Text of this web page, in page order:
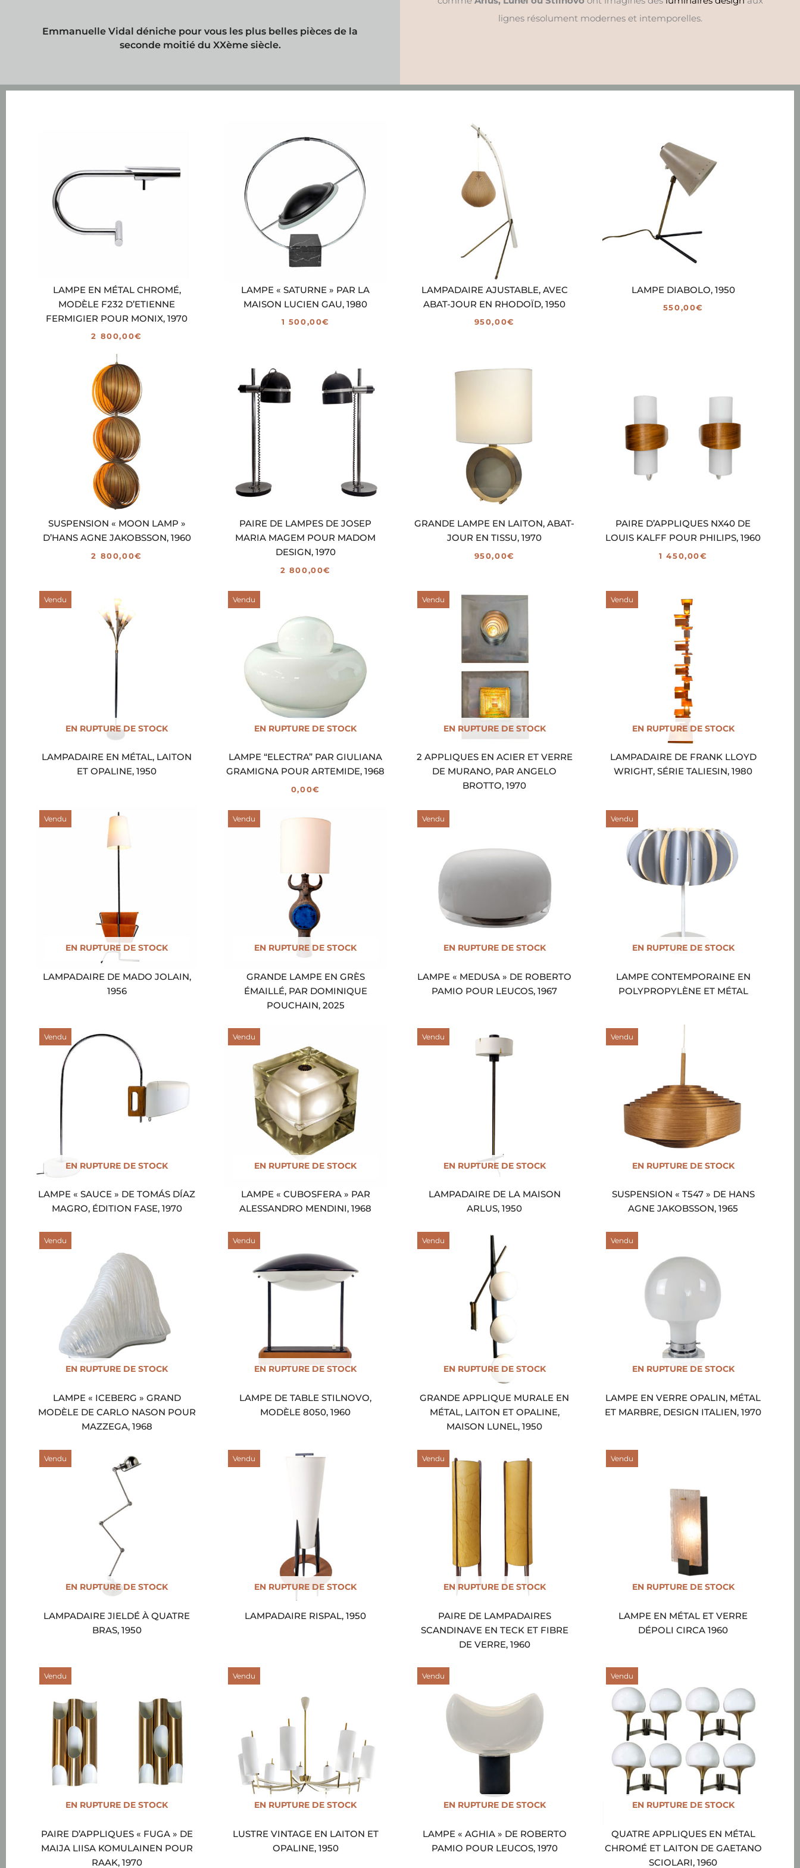
Emmanuelle Vidal déniche pour vous les plus belles pièces de la
seconde moitié du XXème siècle.
lignes résolument modernes et intemporelles.
LAMPE EN MÉTAL CHROMÉ,
MODÈLE F232 D’ETIENNE
FERMIGIER POUR MONIX, 1970
2 800,00€
LAMPE « SATURNE » PAR LA
MAISON LUCIEN GAU, 1980
1 500,00€
LAMPADAIRE AJUSTABLE, AVEC
ABAT-JOUR EN RHODOÏD, 1950
950,00€
LAMPE DIABOLO, 1950
550,00€
SUSPENSION « MOON LAMP »
D’HANS AGNE JAKOBSSON, 1960
2 800,00€
PAIRE DE LAMPES DE JOSEP
MARIA MAGEM POUR MADOM
DESIGN, 1970
2 800,00€
GRANDE LAMPE EN LAITON, ABAT-
JOUR EN TISSU, 1970
950,00€
PAIRE D’APPLIQUES NX40 DE
LOUIS KALFF POUR PHILIPS, 1960
1 450,00€
Vendu
EN RUPTURE DE STOCK
LAMPADAIRE EN MÉTAL, LAITON
ET OPALINE, 1950
Vendu
EN RUPTURE DE STOCK
LAMPE “ELECTRA” PAR GIULIANA
GRAMIGNA POUR ARTEMIDE, 1968
0,00€
Vendu
EN RUPTURE DE STOCK
2 APPLIQUES EN ACIER ET VERRE
DE MURANO, PAR ANGELO
BROTTO, 1970
Vendu
EN RUPTURE DE STOCK
LAMPADAIRE DE FRANK LLOYD
WRIGHT, SÉRIE TALIESIN, 1980
Vendu
EN RUPTURE DE STOCK
LAMPADAIRE DE MADO JOLAIN,
1956
Vendu
EN RUPTURE DE STOCK
GRANDE LAMPE EN GRÈS
ÉMAILLÉ, PAR DOMINIQUE
POUCHAIN, 2025
Vendu
EN RUPTURE DE STOCK
LAMPE « MEDUSA » DE ROBERTO
PAMIO POUR LEUCOS, 1967
Vendu
EN RUPTURE DE STOCK
LAMPE CONTEMPORAINE EN
POLYPROPYLÈNE ET MÉTAL
Vendu
EN RUPTURE DE STOCK
LAMPE « SAUCE » DE TOMÁS DÍAZ
MAGRO, ÉDITION FASE, 1970
Vendu
EN RUPTURE DE STOCK
LAMPE « CUBOSFERA » PAR
ALESSANDRO MENDINI, 1968
Vendu
EN RUPTURE DE STOCK
LAMPADAIRE DE LA MAISON
ARLUS, 1950
Vendu
EN RUPTURE DE STOCK
SUSPENSION « T547 » DE HANS
AGNE JAKOBSSON, 1965
Vendu
EN RUPTURE DE STOCK
LAMPE « ICEBERG » GRAND
MODÈLE DE CARLO NASON POUR
MAZZEGA, 1968
Vendu
EN RUPTURE DE STOCK
LAMPE DE TABLE STILNOVO,
MODÈLE 8050, 1960
Vendu
EN RUPTURE DE STOCK
GRANDE APPLIQUE MURALE EN
MÉTAL, LAITON ET OPALINE,
MAISON LUNEL, 1950
Vendu
EN RUPTURE DE STOCK
LAMPE EN VERRE OPALIN, MÉTAL
ET MARBRE, DESIGN ITALIEN, 1970
Vendu
EN RUPTURE DE STOCK
LAMPADAIRE JIELDÉ À QUATRE
BRAS, 1950
Vendu
EN RUPTURE DE STOCK
LAMPADAIRE RISPAL, 1950
Vendu
EN RUPTURE DE STOCK
PAIRE DE LAMPADAIRES
SCANDINAVE EN TECK ET FIBRE
DE VERRE, 1960
Vendu
EN RUPTURE DE STOCK
LAMPE EN MÉTAL ET VERRE
DÉPOLI CIRCA 1960
Vendu
EN RUPTURE DE STOCK
PAIRE D’APPLIQUES « FUGA » DE
MAIJA LIISA KOMULAINEN POUR
RAAK, 1970
Vendu
EN RUPTURE DE STOCK
LUSTRE VINTAGE EN LAITON ET
OPALINE, 1950
Vendu
EN RUPTURE DE STOCK
LAMPE « AGHIA » DE ROBERTO
PAMIO POUR LEUCOS, 1970
Vendu
EN RUPTURE DE STOCK
QUATRE APPLIQUES EN MÉTAL
CHROMÉ ET LAITON DE GAETANO
SCIOLARI, 1960